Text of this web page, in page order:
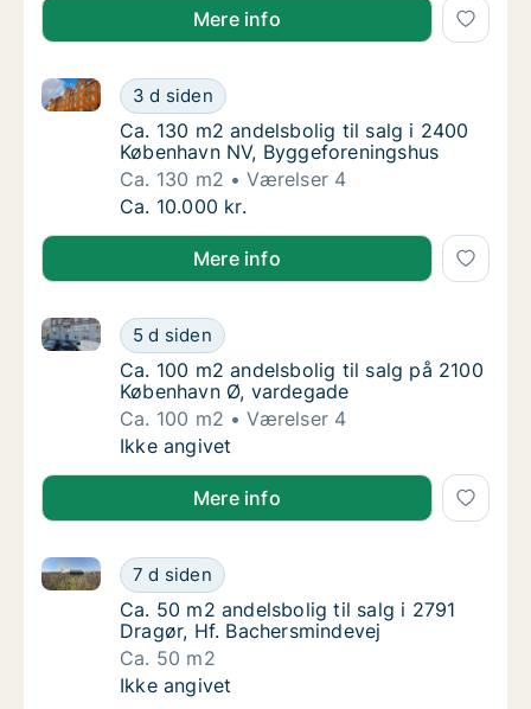
Mere info
Ca. 130 m2 andelsbolig til salg i 2400
3 d siden
Ca. 130 m2 andelsbolig til salg i 2400 København
Ca. 130 m2 andelsbolig til salg i 2400
Ca. 130 m2 andelsbolig til salg i 2400
København NV, Byggeforeningshus
Ca. 130 m2
Værelser 4
Ca. 130 m2 andelsbolig til salg i 2400
Ca. 10.000 kr.
Mere info
Ca. 100 m2 andelsbolig til salg på 2100
5 d siden
Ca. 100 m2 andelsbolig til salg på 2100 København
Ca. 100 m2 andelsbolig til salg på 2100
Ca. 100 m2 andelsbolig til salg på 2100
København Ø, vardegade
Ca. 100 m2
Værelser 4
Ca. 100 m2 andelsbolig til salg på 2100
Ikke angivet
Mere info
Ca. 50 m2 andelsbolig til salg i 2791
7 d siden
Ca. 50 m2 andelsbolig til salg i 2791 Dragør, Hf.
Ca. 50 m2 andelsbolig til salg i 2791
Ca. 50 m2 andelsbolig til salg i 2791
Dragør, Hf. Bachersmindevej
Ca. 50 m2
Ca. 50 m2 andelsbolig til salg i 2791
Ikke angivet